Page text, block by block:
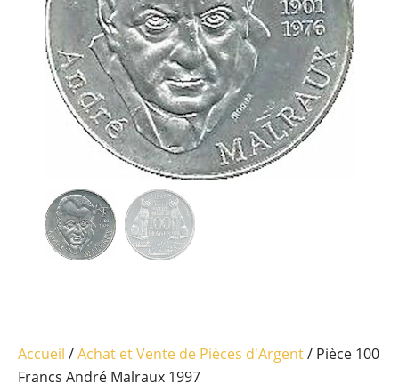
Accueil /Achat et Vente de Pièces d'Argent/ Pièce 100
Francs André Malraux 1997